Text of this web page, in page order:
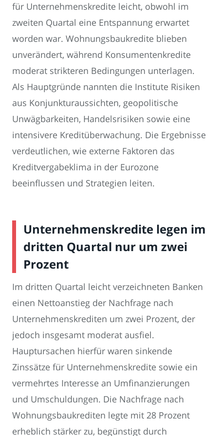
für Unternehmenskredite leicht, obwohl im
zweiten Quartal eine Entspannung erwartet
worden war. Wohnungsbaukredite blieben
unverändert, während Konsumentenkredite
moderat strikteren Bedingungen unterlagen.
Als Hauptgründe nannten die Institute Risiken
aus Konjunkturaussichten, geopolitische
Unwägbarkeiten, Handelsrisiken sowie eine
intensivere Kreditüberwachung. Die Ergebnisse
verdeutlichen, wie externe Faktoren das
Kreditvergabeklima in der Eurozone
beeinflussen und Strategien leiten.
Unternehmenskredite legen im
dritten Quartal nur um zwei
Prozent
Im dritten Quartal leicht verzeichneten Banken
einen Nettoanstieg der Nachfrage nach
Unternehmenskrediten um zwei Prozent, der
jedoch insgesamt moderat ausfiel.
Hauptursachen hierfür waren sinkende
Zinssätze für Unternehmenskredite sowie ein
vermehrtes Interesse an Umfinanzierungen
und Umschuldungen. Die Nachfrage nach
Wohnungsbaukrediten legte mit 28 Prozent
erheblich stärker zu, begünstigt durch